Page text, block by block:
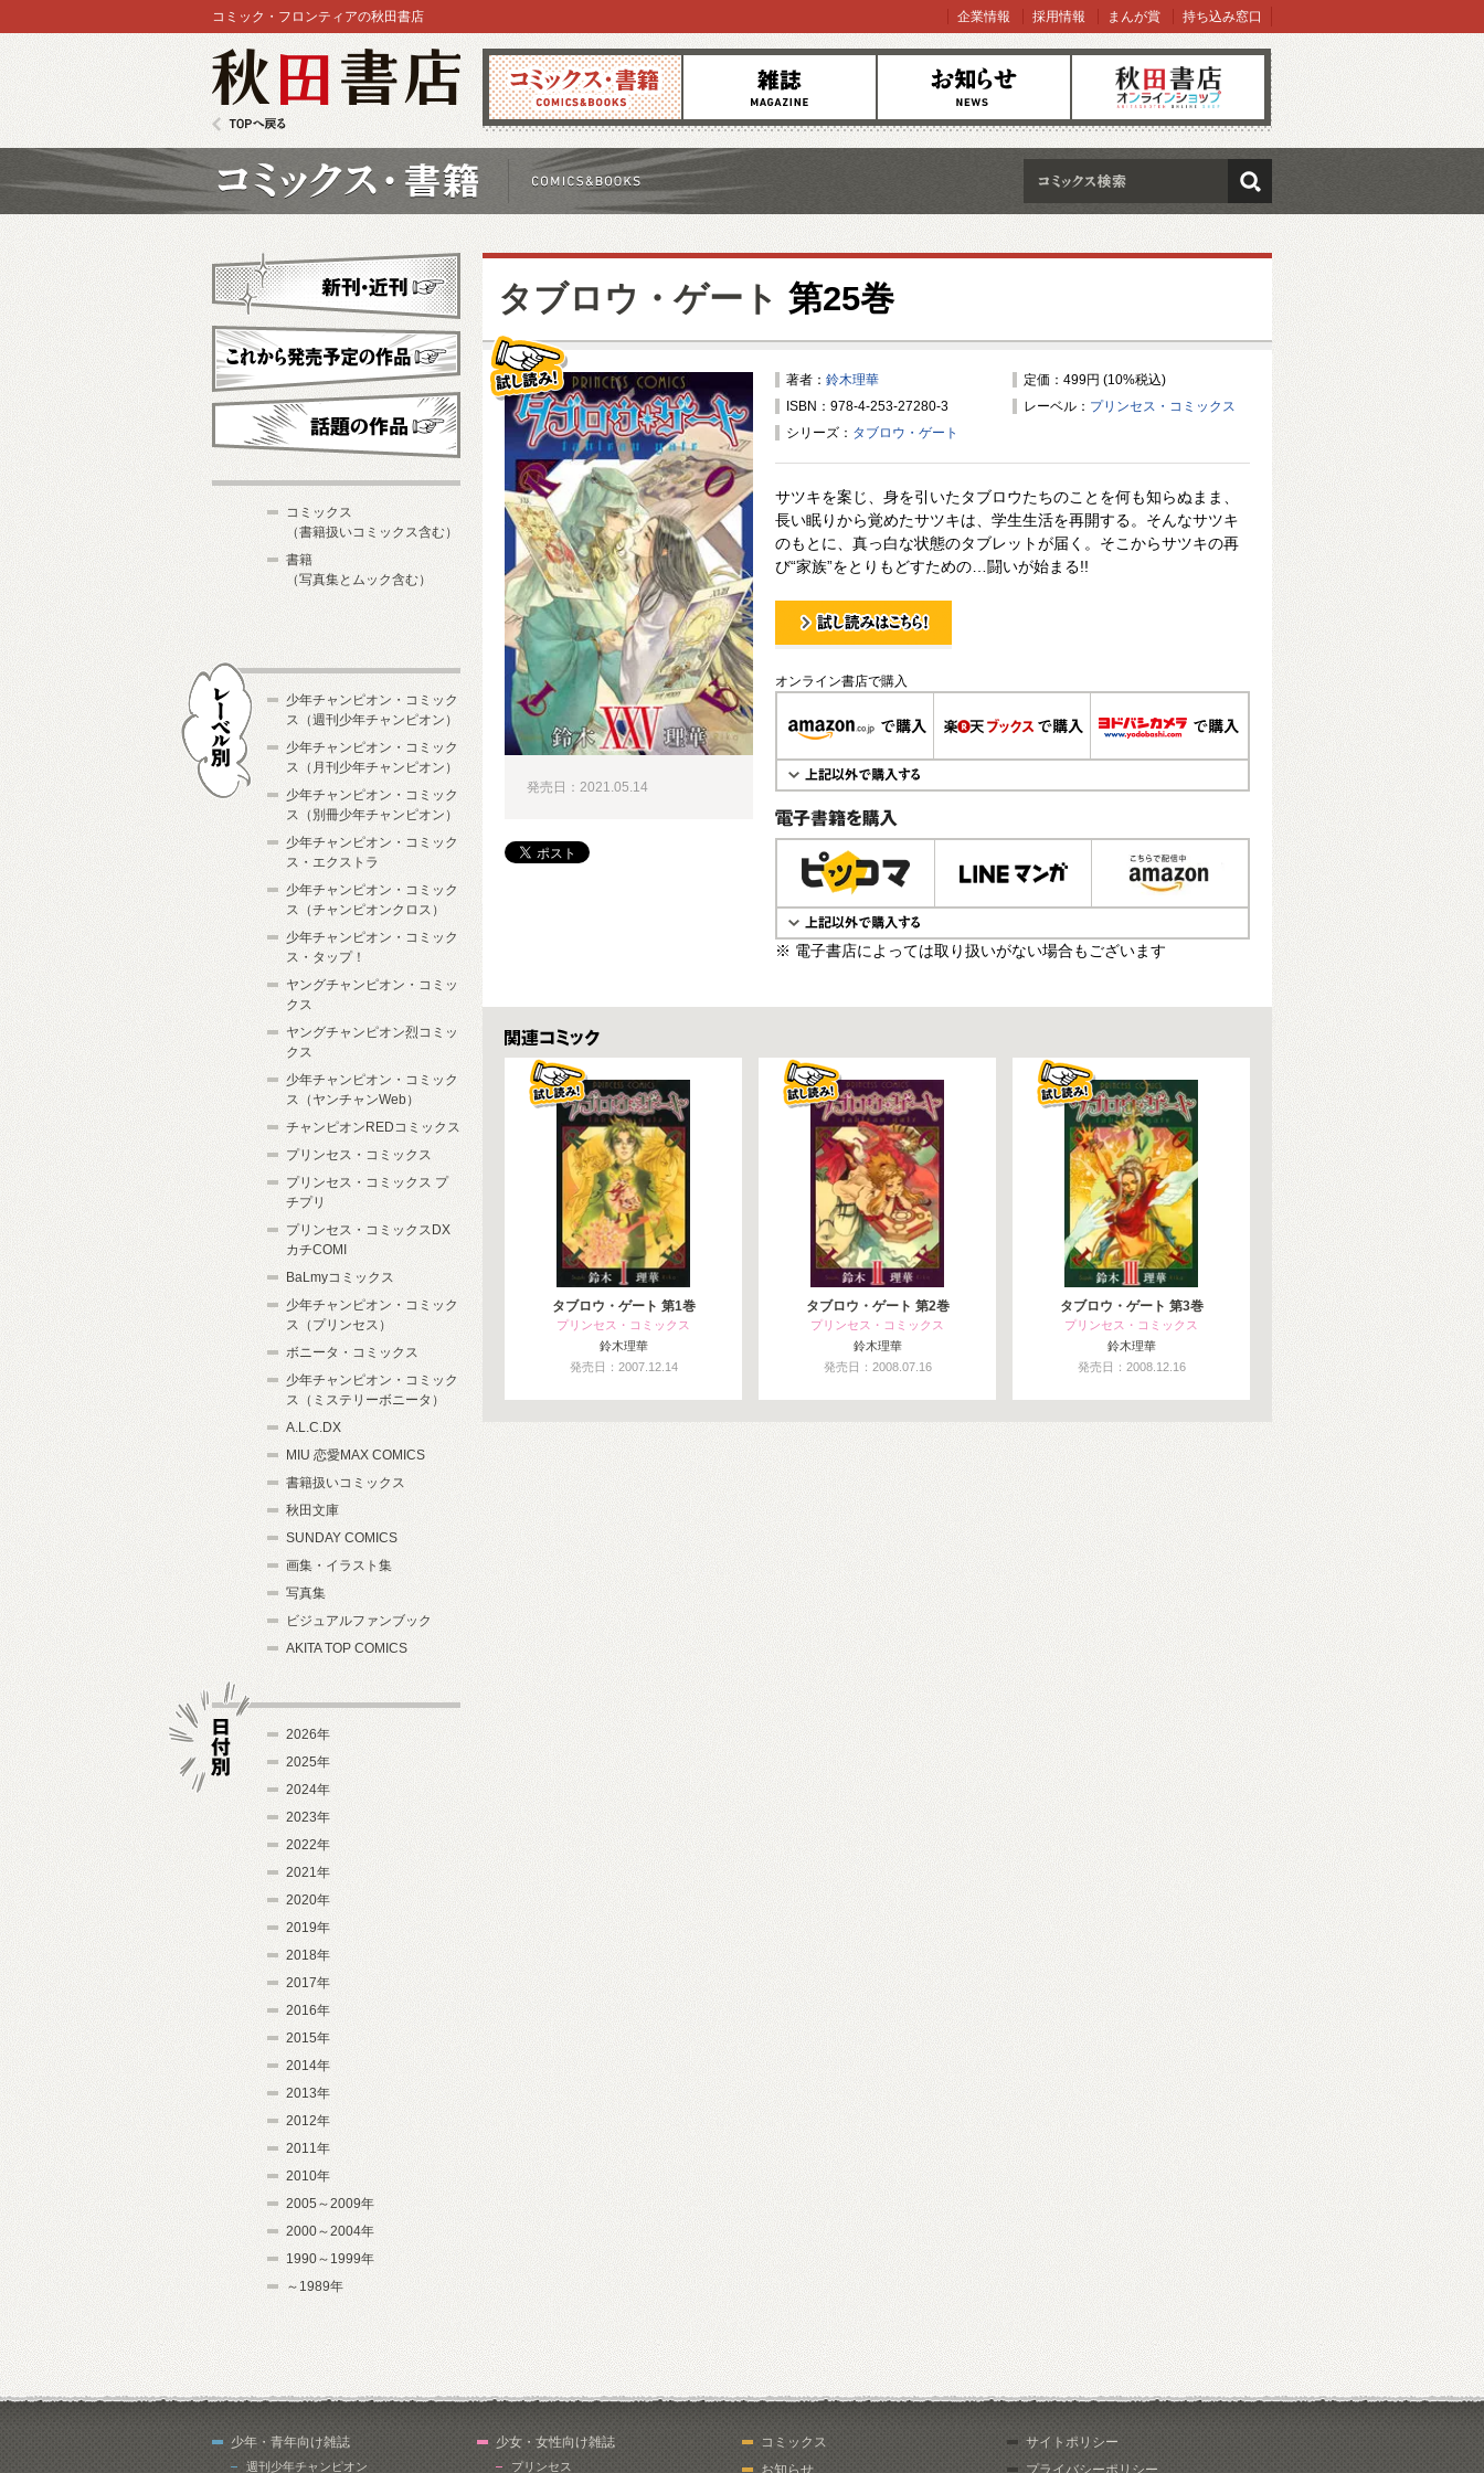
コミックス 雑誌 お知らせ オンラインショップ
コミック・フロンティアの秋田書店 企業情報 採用情報 まんが賞 持ち込み窓口
検索
タブロウ・ゲート 第25巻
著者： 鈴木理華
定価：499円 (10%税込)
ISBN：978-4-253-27280-3
レーベル： プリンセス・コミックス
シリーズ： タブロウ・ゲート
サツキを案じ、身を引いたタブロウたちのことを何も知らぬまま、
長い眠りから覚めたサツキは、学生生活を再開する。そんなサツキ
のもとに、真っ白な状態のタブレットが届く。そこからサツキの再
び“家族”をとりもどすための…闘いが始まる!!
試し読み！
オンライン書店で購入
電子書籍で購入
※ 電子書店によっては取り扱いがない場合もございます
発売日：2021.05.14
関連コミックス
タブロウ・ゲート 第1巻
プリンセス・コミックス
鈴木理華
発売日：2007.12.14
タブロウ・ゲート 第2巻
プリンセス・コミックス
鈴木理華
発売日：2008.07.16
タブロウ・ゲート 第3巻
プリンセス・コミックス
鈴木理華
発売日：2008.12.16
新刊・近刊
これから発売予定
コミックス
（書籍扱いコミックス含む）
書籍
（写真集とムック含む）
少年チャンピオン・コミック
ス（週刊少年チャンピオン）
少年チャンピオン・コミック
ス（月刊少年チャンピオン）
少年チャンピオン・コミック
ス（別冊少年チャンピオン）
少年チャンピオン・コミック
ス・エクストラ
少年チャンピオン・コミック
ス（チャンピオンクロス）
少年チャンピオン・コミック
ス・タップ！
ヤングチャンピオン・コミッ
クス
ヤングチャンピオン烈コミッ
クス
少年チャンピオン・コミック
ス（ヤンチャンWeb）
チャンピオンREDコミックス
プリンセス・コミックス
プリンセス・コミックス プ
チプリ
プリンセス・コミックスDX
カチCOMI
BaLmyコミックス
少年チャンピオン・コミック
ス（プリンセス）
ボニータ・コミックス
少年チャンピオン・コミック
ス（ミステリーボニータ）
A.L.C.DX
MIU 恋愛MAX COMICS
書籍扱いコミックス
秋田文庫
SUNDAY COMICS
画集・イラスト集
写真集
ビジュアルファンブック
AKITA TOP COMICS
2026年
2025年
2024年
2023年
2022年
2021年
2020年
2019年
2018年
2017年
2016年
2015年
2014年
2013年
2012年
2011年
2010年
2005～2009年
2000～2004年
1990～1999年
～1989年
少年・青年向け雑誌
週刊少年チャンピオン
少女・女性向け雑誌
プリンセス
コミックス
お知らせ
サイトポリシー
プライバシーポリシー